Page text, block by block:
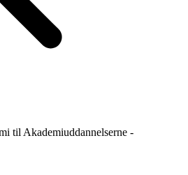
til Akademiuddannelserne -